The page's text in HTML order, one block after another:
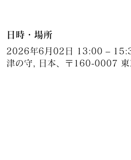
日時・場所
2026年6月02日 13:00 –
津の守, 日本、〒160-0007 東